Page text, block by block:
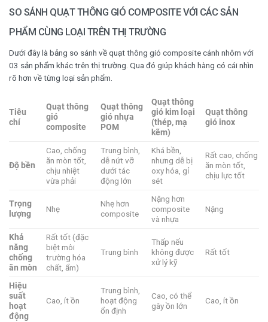
SO SÁNH QUẠT THÔNG GIÓ COMPOSITE VỚI CÁC SẢN
PHẨM CÙNG LOẠI TRÊN THỊ TRƯỜNG
Dưới đây là bảng so sánh về quạt thông gió composite cánh nhôm với
03 sản phẩm khác trên thị trường. Qua đó giúp khách hàng có cái nhìn
rõ hơn về từng loại sản phẩm.
Tiêu
chí
Quạt thông
gió
composite
Quạt thông
gió nhựa
POM
Quạt thông
gió kim loại
(thép, mạ
kẽm)
Quạt thông
gió inox
Độ bền
Cao, chống
ăn mòn tốt,
chịu nhiệt
vừa phải
Trung bình,
dễ nứt vỡ
dưới tác
động lớn
Khá bền,
nhưng dễ bị
oxy hóa, gỉ
sét
Rất cao, chống
ăn mòn tốt,
chịu lực tốt
Trọng
lượng
Nhẹ
Nhẹ hơn
composite
Nặng hơn
composite
và nhựa
Nặng
Khả
năng
chống
ăn mòn
Rất tốt (đặc
biệt môi
trường hóa
chất, ẩm)
Trung bình
Thấp nếu
không được
xử lý kỹ
Rất tốt
Hiệu
suất
hoạt
động
Cao, ít ồn
Trung bình,
hoạt động
ổn định
Cao, có thể
gây ồn lớn
Cao, ít ồn